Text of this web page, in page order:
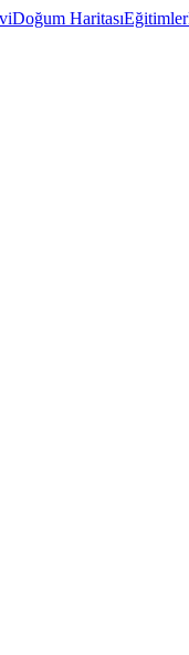
Doğum HaritasıEğitimler